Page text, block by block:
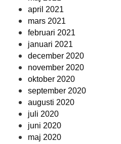
april 2021
mars 2021
februari 2021
januari 2021
december 2020
november 2020
oktober 2020
september 2020
augusti 2020
juli 2020
juni 2020
maj 2020